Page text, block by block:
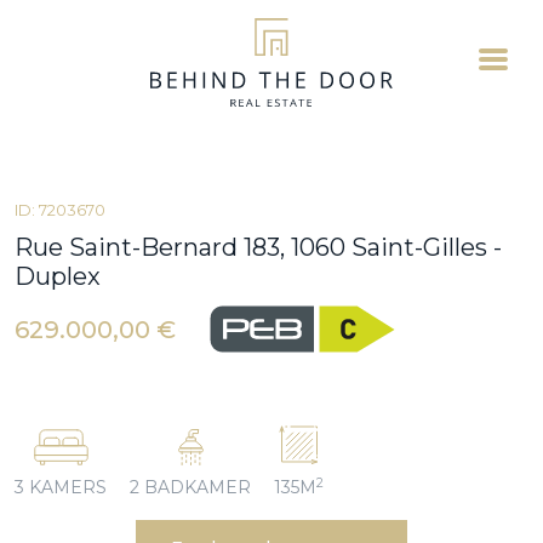
ID: 7203670
Rue Saint-Bernard 183, 1060 Saint-Gilles -
Duplex
629.000,00 €
3 KAMERS 2 BADKAMER 135M2